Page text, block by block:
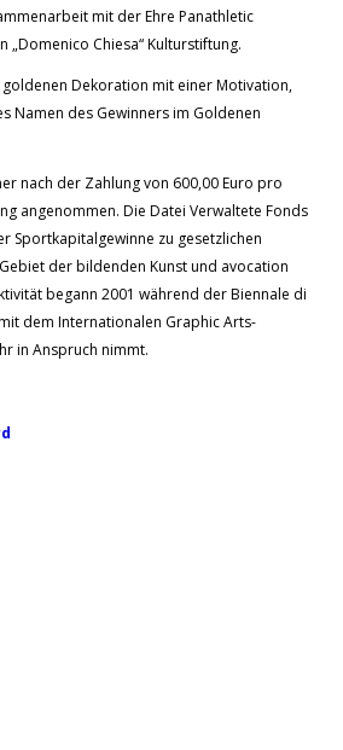
mit der Ehre Panathletic
Chiesa“ Kulturstiftung.
Dekoration mit einer Motivation,
Namen des Gewinners im Goldenen
nach der Zahlung von 600,00 Euro pro
angenommen. Die Datei Verwaltete Fonds
Sportkapitalgewinne zu gesetzlichen
der bildenden Kunst und avocation
begann 2001 während der Biennale di
dem Internationalen Graphic Arts-
in Anspruch nimmt.